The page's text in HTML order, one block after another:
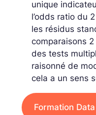
unique
l’odds ratio du
les résidus
comparaisons
des tests
raisonné de
cela a un sens
Formation